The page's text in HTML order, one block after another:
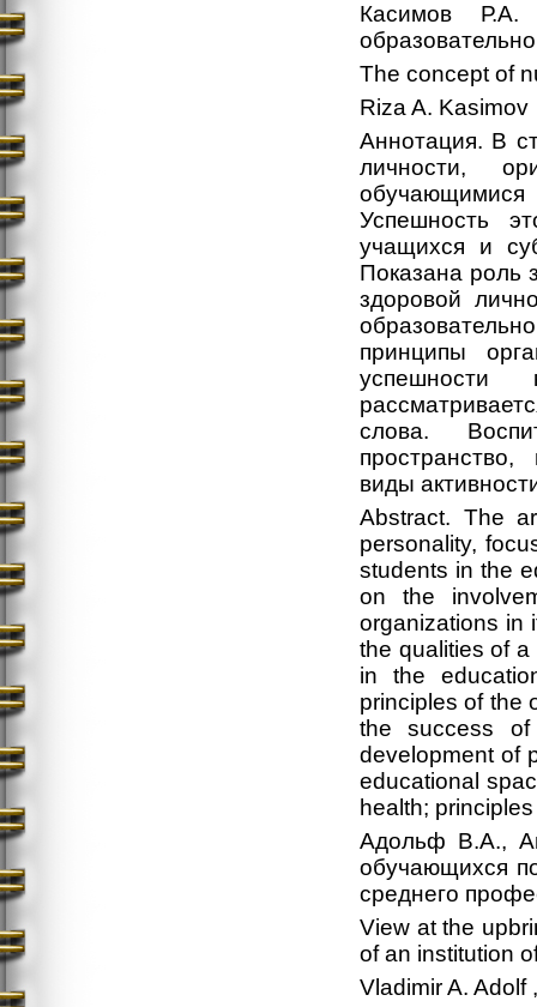
Касимов Р.А.
The concept of
Riza A. Kasimov
Аннотация. В
личности,
Успешность
учащихся и
Показана роль
здоровой
принципы
успешности
слова.
виды
Abstract. The
personality,
students in the
on the
organizations in
the qualities of
in the
principles of the
the success
development of
educational
health;
Адольф В.А.,
обучающихся
среднего
View at the
of an institution
Vladimir A. Adolf